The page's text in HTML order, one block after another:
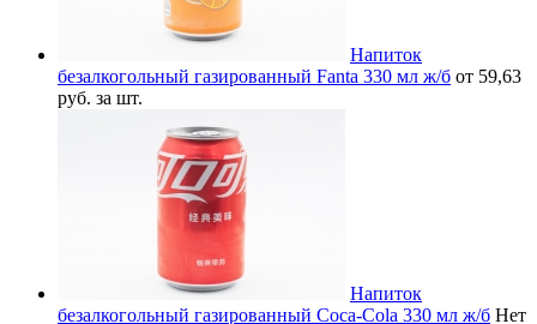
Напиток
безалкогольный газированный Fanta 330 мл ж/б от 59,63
руб. за шт.
Напиток
безалкогольный газированный Coca-Cola 330 мл ж/б Нет